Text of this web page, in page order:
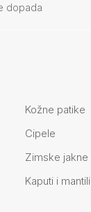
dopada
Kožne patike
Cipele
Zimske jakne
Kaputi i mantili